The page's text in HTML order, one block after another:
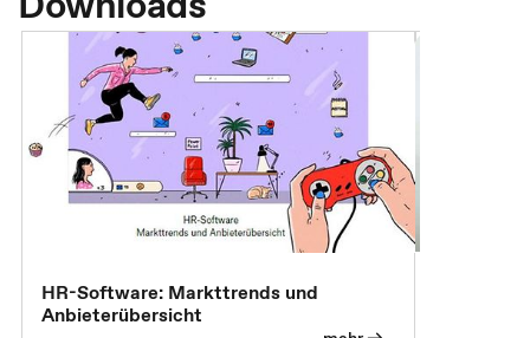
HR-Software: Markttrends und
Anbieterübersicht